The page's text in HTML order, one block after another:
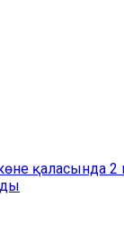
қаласында